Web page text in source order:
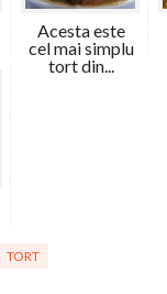
Acesta este
cel mai simplu
tort din...
TORT